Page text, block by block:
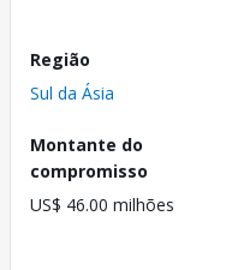
Região
Sul da Ásia
Montante do
compromisso
US$ 46.00 milhões